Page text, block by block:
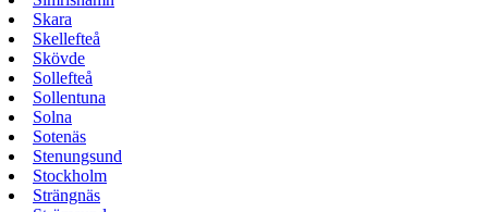
Skara
Skellefteå
Skövde
Sollefteå
Sollentuna
Solna
Sotenäs
Stenungsund
Stockholm
Strängnäs